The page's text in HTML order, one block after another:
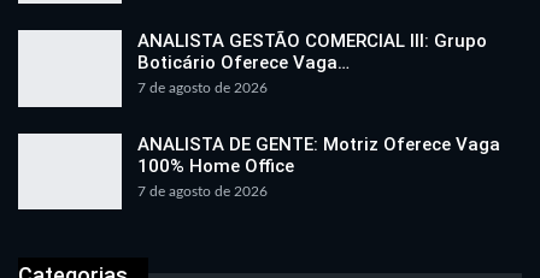
ANALISTA GESTÃO COMERCIAL III: Grupo
Boticário Oferece Vaga…
7 de agosto de 2026
ANALISTA DE GENTE: Motriz Oferece Vaga
100% Home Office
7 de agosto de 2026